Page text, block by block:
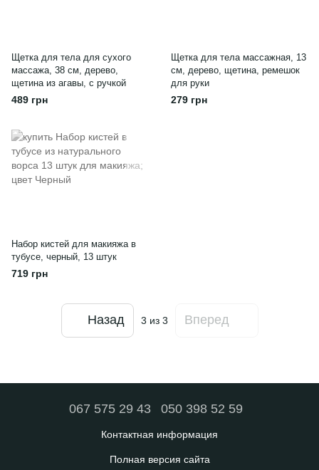
Щетка для тела для сухого
массажа, 38 см, дерево,
щетина из агавы, с ручкой
489 грн
Щетка для тела массажная, 13
см, дерево, щетина, ремешок
для руки
279 грн
Набор кистей для макияжа в
тубусе, черный, 13 штук
719 грн
Назад 3 из 3 Вперед
067 575 29 43 050 398 52 59
Контактная информация
Полная версия сайта